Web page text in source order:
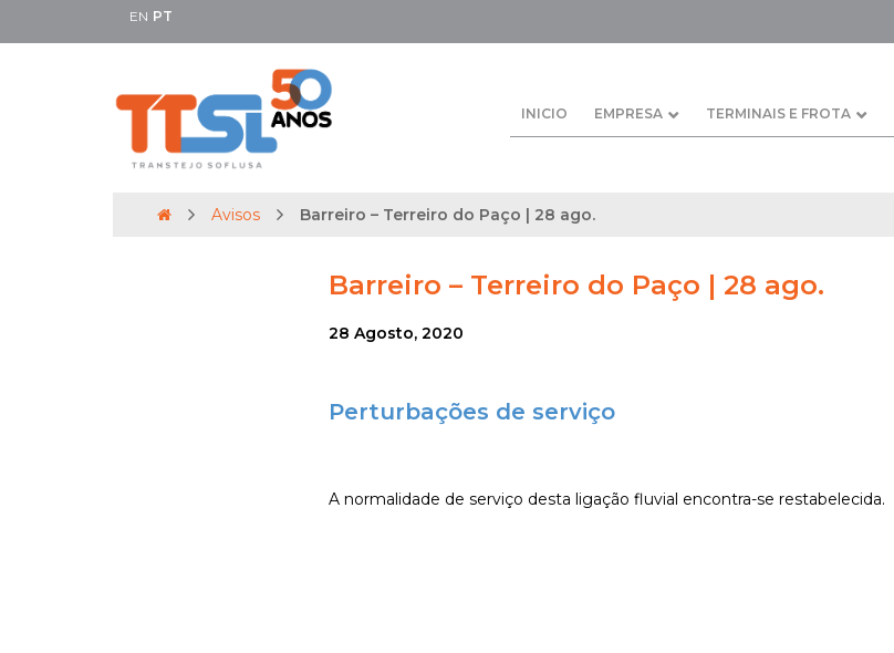
EN PT
INICIO EMPRESA TERMINAIS E FROTA
Avisos Barreiro – Terreiro do Paço | 28 ago.
Barreiro – Terreiro do Paço | 28 ago.
28 Agosto, 2020
Perturbações de serviço
A normalidade de serviço desta ligação fluvial encontra-se restabelecida.